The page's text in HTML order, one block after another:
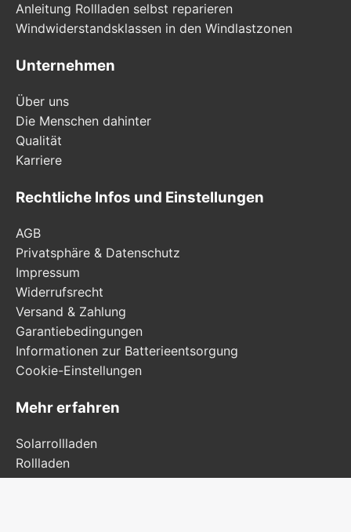
Anleitung Rollladen selbst reparieren
Windwiderstandsklassen in den Windlastzonen
Unternehmen
Über uns
Die Menschen dahinter
Qualität
Karriere
Rechtliche Infos und Einstellungen
AGB
Privatsphäre & Datenschutz
Impressum
Widerrufsrecht
Versand & Zahlung
Garantiebedingungen
Informationen zur Batterieentsorgung
Cookie-Einstellungen
Mehr erfahren
Solarrollladen
Rollladen
Solarmarkise